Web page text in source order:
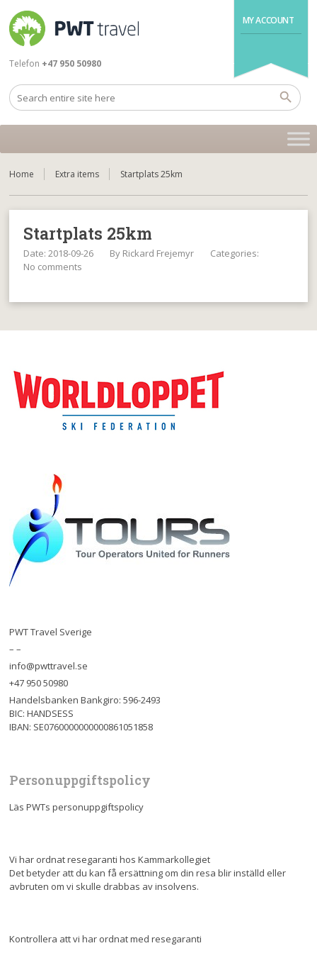
MY ACCOUNT
Telefon +47 950 50980
Home Extra items Startplats 25km
Startplats 25km
Date: 2018-09-26 By Rickard Frejemyr
Categories:
No comments
PWT Travel Sverige
– –
info@pwttravel.se
+47 950 50980
Handelsbanken Bankgiro: 596-2493
BIC: HANDSESS
IBAN: SE0760000000000861051858
Personuppgiftspolicy
Läs PWTs personuppgiftspolicy
Vi har ordnat resegaranti hos Kammarkollegiet
Det betyder att du kan få ersättning om din resa blir inställd eller
avbruten om vi skulle drabbas av insolvens.
Kontrollera att vi har ordnat med resegaranti